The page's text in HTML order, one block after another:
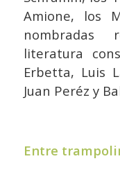
Amione, los
nombradas
literatura
Erbetta, Luis
Juan Peréz y
Entre